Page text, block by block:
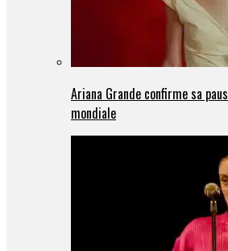
Ariana Grande confirme sa
mondiale